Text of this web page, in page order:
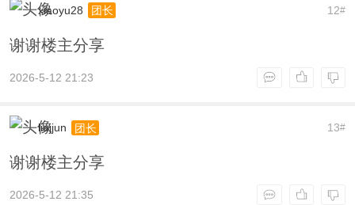
12#
xiaoyu28 团长
谢谢楼主分享
2026-5-12 21:23
13#
liujjun 团长
谢谢楼主分享
2026-5-12 21:35